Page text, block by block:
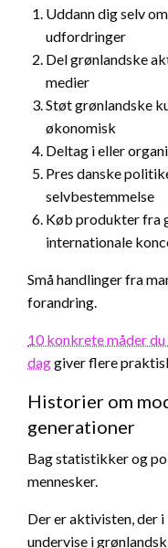
Uddann dig selv
udfordringer
Del grønlandske
medier
Støt grønlandske
økonomisk
Deltag i eller
Pres danske
selvbestemmelse
Køb produkter fra
internationale
Små handlinger fra
forandring.
10 konkrete måder
daggiver flere
Historier om
generationer
Bag statistikker og
mennesker.
Der er aktivisten, der
undervise i